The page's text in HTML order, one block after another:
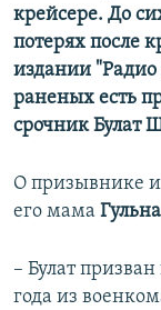
крейсере. До
потерях после
издании "Радио
раненых есть
срочник Булат
О призывнике
его мама
– Булат
года из